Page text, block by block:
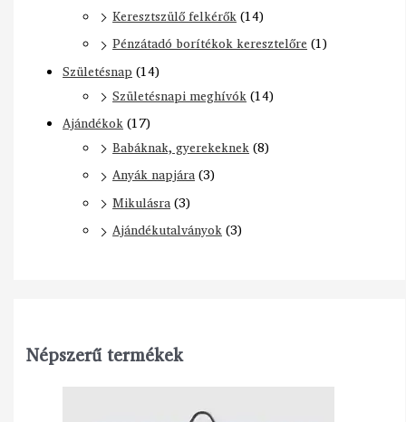
Keresztszülő felkérők(14)
Pénzátadó borítékok keresztelőre (1)
Születésnap (14)
Születésnapi meghívók(14)
Ajándékok(17)
Babáknak, gyerekeknek(8)
Anyák napjára(3)
Mikulásra(3)
Ajándékutalványok(3)
Népszerű termékek